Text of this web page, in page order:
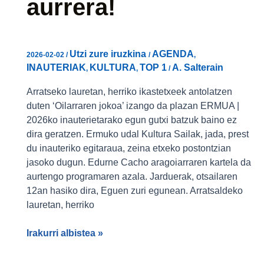
aurrera!
2026-02-02 / Utzi zure iruzkina /AGENDA,
INAUTERIAK, KULTURA, TOP 1/A. Salterain
Arratseko lauretan, herriko ikastetxeek antolatzen
duten ‘Oilarraren jokoa’ izango da plazan ERMUA |
2026ko inauterietarako egun gutxi batzuk baino ez
dira geratzen. Ermuko udal Kultura Sailak, jada, prest
du inauteriko egitaraua, zeina etxeko postontzian
jasoko dugun. Edurne Cacho aragoiarraren kartela da
aurtengo programaren azala. Jarduerak, otsailaren
12an hasiko dira, Eguen zuri egunean. Arratsaldeko
lauretan, herriko
Irakurri albistea »